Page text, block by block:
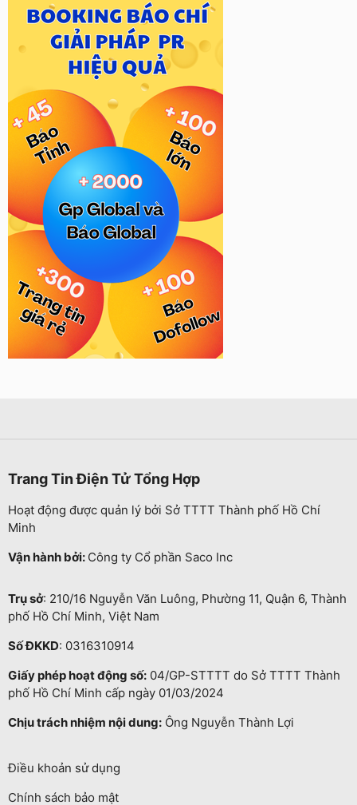
Trang Tin Điện Tử Tổng Hợp
Hoạt động được quản lý bởi Sở TTTT Thành phố Hồ Chí
Minh
Vận hành bởi: Công ty Cổ phần Saco Inc
Trụ sở: 210/16 Nguyễn Văn Luông, Phường 11, Quận 6, Thành
phố Hồ Chí Minh, Việt Nam
Số ĐKKD: 0316310914
Giấy phép hoạt động số: 04/GP-STTTT do Sở TTTT Thành
phố Hồ Chí Minh cấp ngày 01/03/2024
Chịu trách nhiệm nội dung: Ông Nguyễn Thành Lợi
Điều khoản sử dụng
Chính sách bảo mật